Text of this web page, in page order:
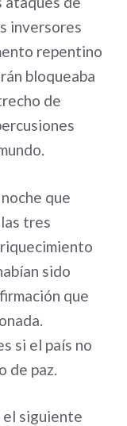
inversores
repentino
bloqueaba
de
que
tres
sido
que
si el país no
de paz.
el siguiente